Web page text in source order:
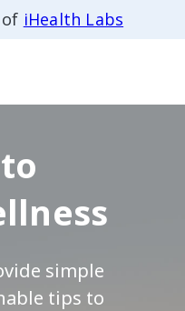
iHealth Labs
to
simple
tips to